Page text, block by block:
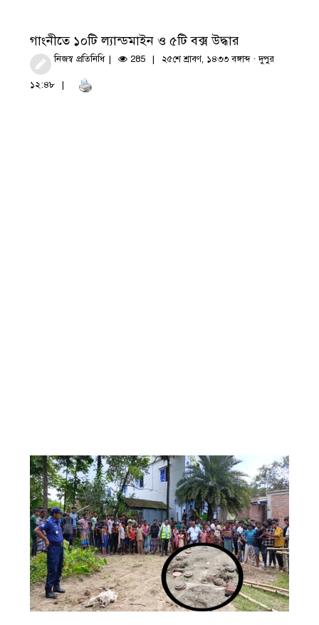
গাংনীতে ১০টি ল্যান্ডমাইন ও ৫টি বক্স উদ্ধার
নিজস্ব প্রতিনিধি 285 ২৫শে শ্রাবণ, ১৪৩৩ বঙ্গাব্দ · দুপুর
১২:৪৮